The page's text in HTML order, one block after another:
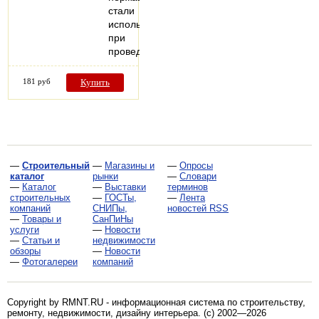
стали
используется
при
проведении…
181 руб Купить
— Строительный
каталог
— Каталог
строительных
компаний
— Товары и
услуги
— Статьи и
обзоры
— Фотогалереи
— Магазины и
рынки
— Выставки
— ГОСТы,
СНИПы,
СанПиНы
— Новости
недвижимости
— Новости
компаний
— Опросы
— Словари
терминов
— Лента
новостей RSS
Copyright by RMNT.RU - информационная система по строительству,
ремонту, недвижимости, дизайну интерьера . (c) 2002—2026